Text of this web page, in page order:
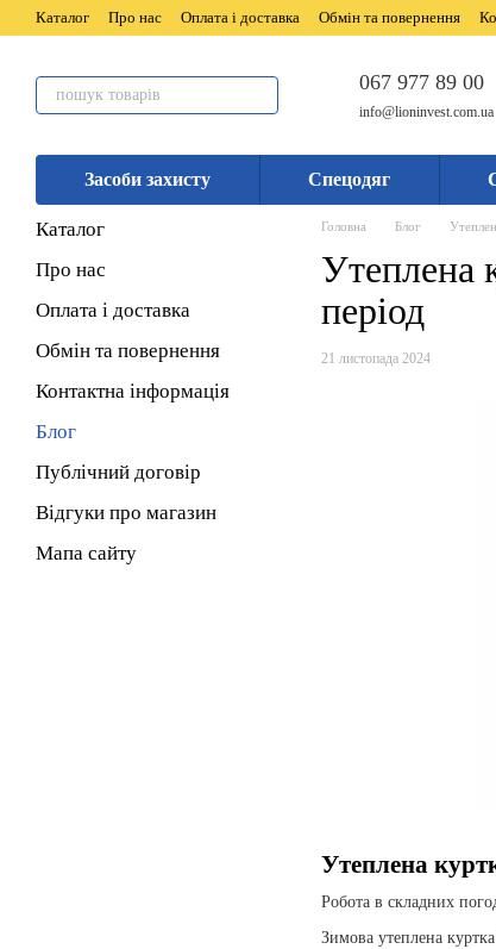
Перейти до основного контенту
Каталог Про нас Оплата і доставка Обмін та повернення
067 977 89 00
info@lioninvest.com.ua
Засоби захисту Спецодяг
Головна Блог
Утеплена
період
21 листопада 2024
Утеплена
Робота в складних
Зимова утеплена куртка
Каталог
Про нас
Оплата і доставка
Обмін та повернення
Контактна інформація
Блог
Публічний договір
Відгуки про магазин
Мапа сайту